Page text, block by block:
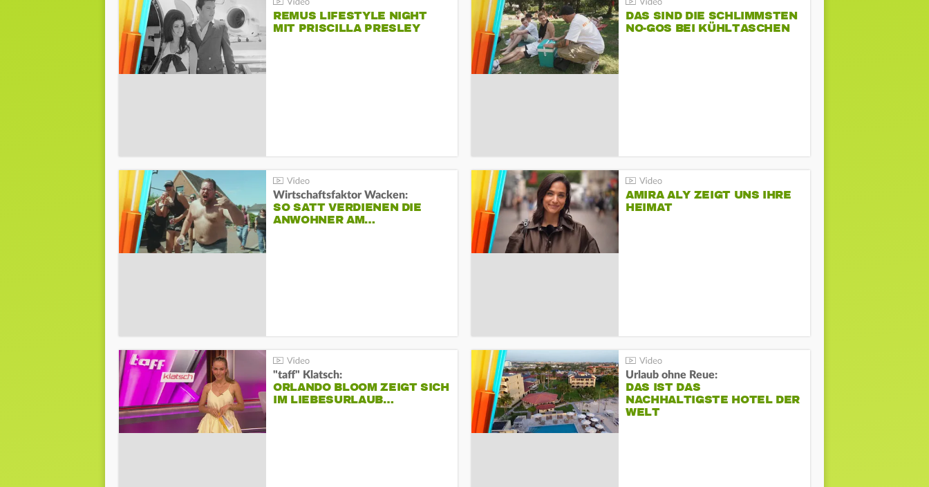
REMUS LIFESTYLE NIGHT
MIT PRISCILLA PRESLEY
DAS SIND DIE SCHLIMMSTEN
NO-GOS BEI KÜHLTASCHEN
Wirtschaftsfaktor Wacken:
SO SATT VERDIENEN DIE
ANWOHNER AM…
AMIRA ALY ZEIGT UNS IHRE
HEIMAT
"taff" Klatsch:
ORLANDO BLOOM ZEIGT SICH
IM LIEBESURLAUB…
Urlaub ohne Reue:
DAS IST DAS
NACHHALTIGSTE HOTEL DER
WELT